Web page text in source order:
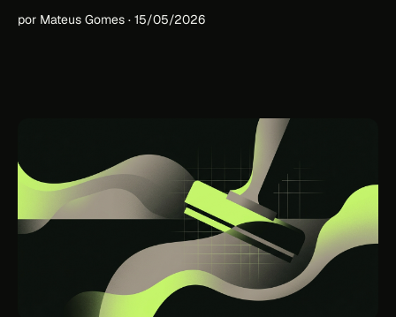
por Mateus Gomes · 15/05/2026